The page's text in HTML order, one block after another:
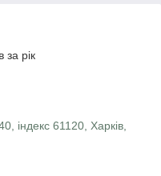
за рік
індекс 61120, Харків,